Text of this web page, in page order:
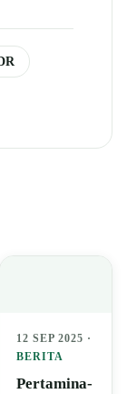
12 SEP 2025 ·
BERITA
Pertamina-